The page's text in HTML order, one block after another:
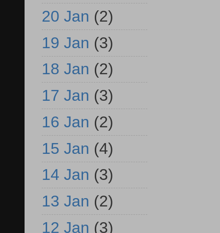
20 Jan (2)
19 Jan (3)
18 Jan (2)
17 Jan (3)
16 Jan (2)
15 Jan (4)
14 Jan (3)
13 Jan (2)
12 Jan (3)